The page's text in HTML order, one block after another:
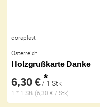
doraplast
Österreich
Holzgrußkarte Danke
6,30 € *
/ 1 Stk
1 * 1 Stk (6,30 € / Stk)